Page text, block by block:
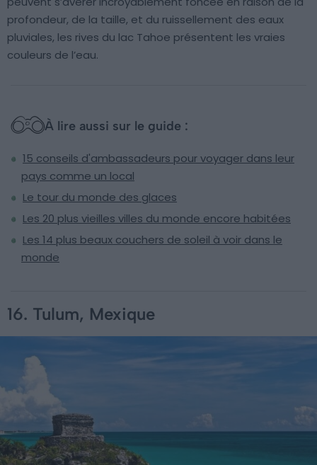
profondeur, de la taille, et du ruissellement des eaux
pluviales, les rives du lac Tahoe présentent les vraies
couleurs de l’eau.
À lire aussi sur le guide :
15 conseils d'ambassadeurs pour voyager dans leur
pays comme un local
Le tour du monde des glaces
Les 20 plus vieilles villes du monde encore habitées
Les 14 plus beaux couchers de soleil à voir dans le
monde
16. Tulum, Mexique